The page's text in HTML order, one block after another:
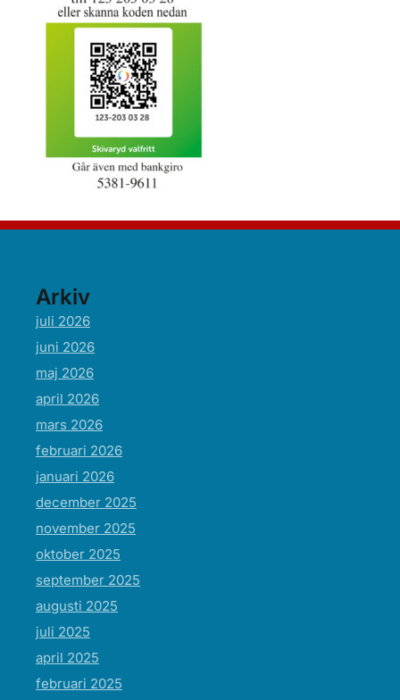
Arkiv
juli 2026
juni 2026
maj 2026
april 2026
mars 2026
februari 2026
januari 2026
december 2025
november 2025
oktober 2025
september 2025
augusti 2025
juli 2025
april 2025
februari 2025